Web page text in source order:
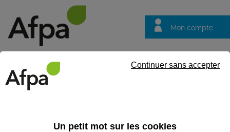
Mon compte
questions
Un petit mot sur les cookies
Continuer sans accepter